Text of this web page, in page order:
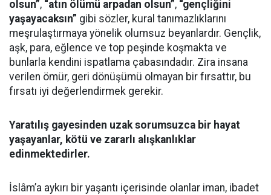
olsun”, “atın ölümü arpadan olsun”, “gençliğini
yaşayacaksın” gibi sözler, kural tanımazlıklarını
meşrulaştırmaya yönelik olumsuz beyanlardır. Gençlik,
aşk, para, eğlence ve top peşinde koşmakta ve
bunlarla kendini ispatlama çabasındadır. Zira insana
verilen ömür, geri dönüşümü olmayan bir fırsattır, bu
fırsatı iyi değerlendirmek gerekir.
Yaratılış gayesinden uzak sorumsuzca bir hayat
yaşayanlar, kötü ve zararlı alışkanlıklar
edinmektedirler.
İslâm’a aykırı bir yaşantı içerisinde olanlar iman, ibadet